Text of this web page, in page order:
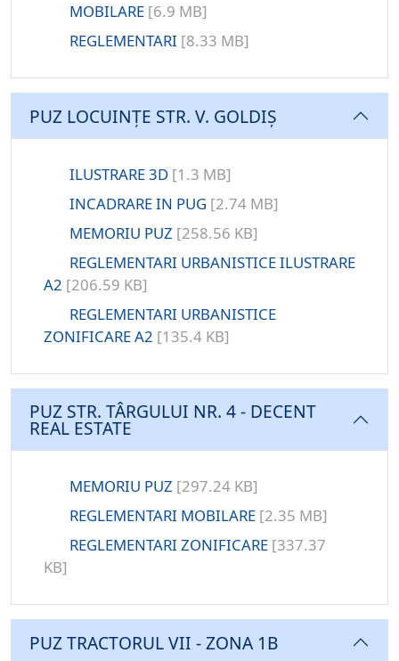
MOBILARE [6.9 MB]
REGLEMENTARI [8.33 MB]
PUZ LOCUINȚE STR. V. GOLDIȘ
ILUSTRARE 3D [1.3 MB]
INCADRARE IN PUG [2.74 MB]
MEMORIU PUZ [258.56 KB]
REGLEMENTARI URBANISTICE ILUSTRARE
A2 [206.59 KB]
REGLEMENTARI URBANISTICE
ZONIFICARE A2 [135.4 KB]
PUZ STR. TÂRGULUI NR. 4 - DECENT
REAL ESTATE
MEMORIU PUZ [297.24 KB]
REGLEMENTARI MOBILARE [2.35 MB]
REGLEMENTARI ZONIFICARE [337.37
KB]
PUZ TRACTORUL VII - ZONA 1B